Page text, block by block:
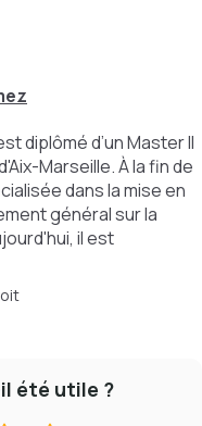
diplômé d’un Master II
Marseille. À la fin de
dans la mise en
général sur la
il est
été utile ?